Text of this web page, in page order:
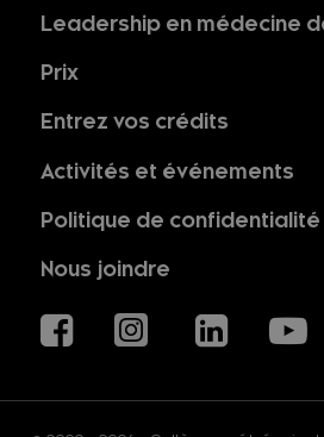
Leadership en médecine
Prix
Entrez vos crédits
Activités et événements
Politique de confidentialité
Nous joindre